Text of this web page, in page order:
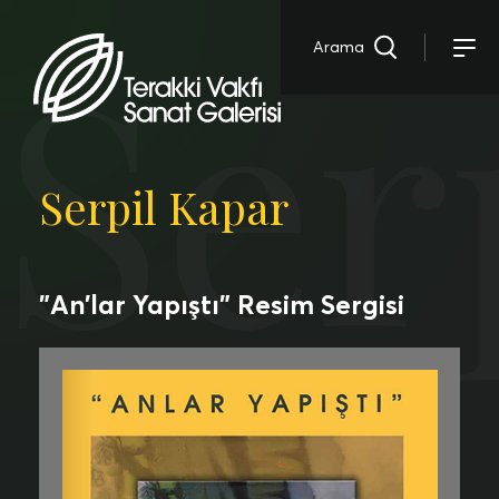
Arama
Serpil Kapar
”An’lar Yapıştı” Resim Sergisi